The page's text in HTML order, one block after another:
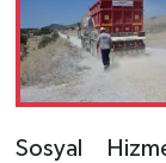
Sosyal